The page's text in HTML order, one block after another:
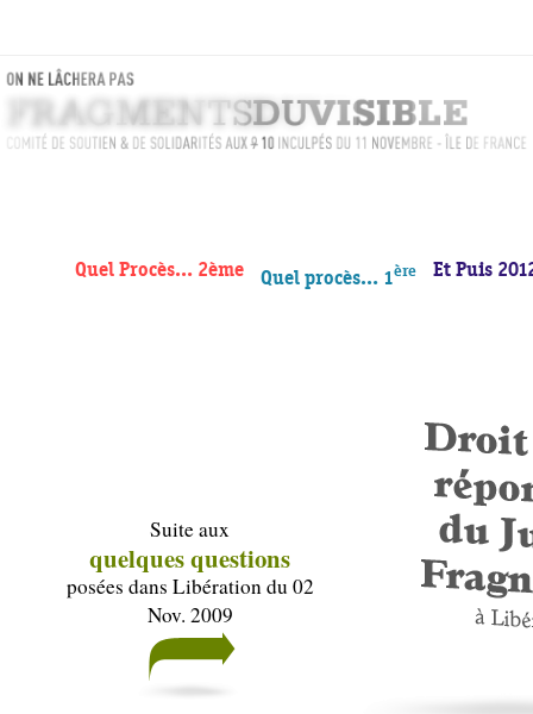
Quel Procès… 2ème Quel procès… 1ère Et Puis
Suite aux
quelques questions
posées dans Libération du 02
Nov. 2009